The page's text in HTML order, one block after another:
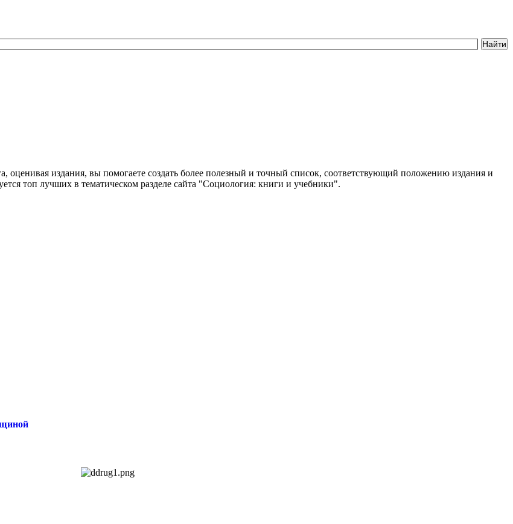
оценивая издания, вы помогаете создать более полезный и точный список, соответствующий положению издания и
топ лучших в тематическом разделе сайта "Социология: книги и учебники".